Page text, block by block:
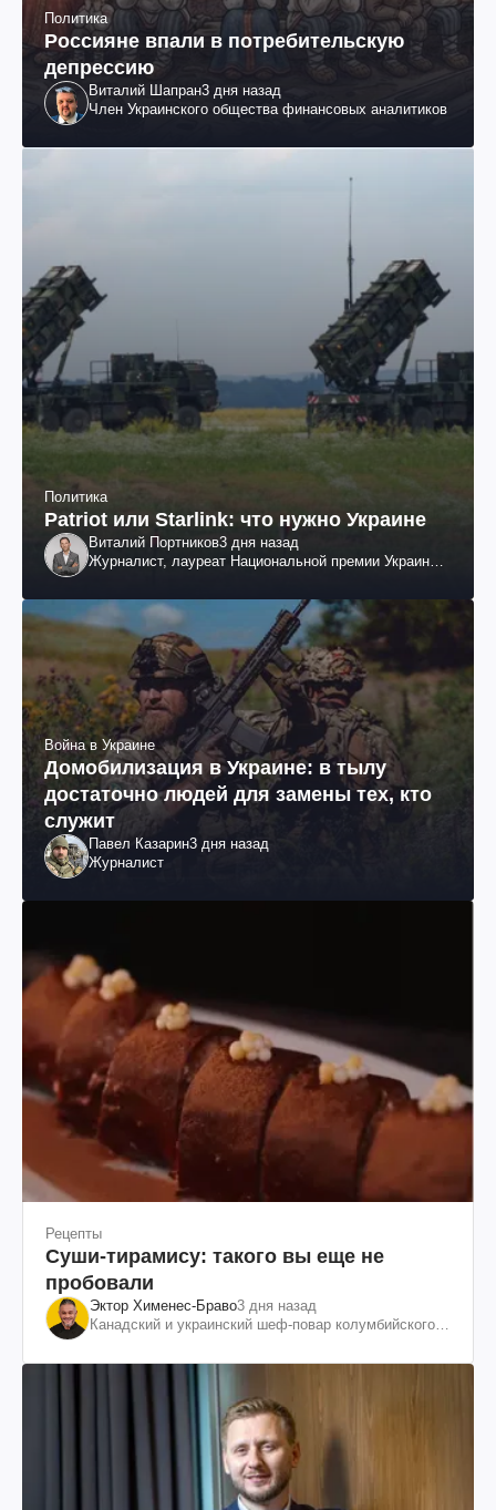
Политика
Россияне впали в потребительскую
депрессию
Виталий Шапран3 дня назад
Член Украинского общества финансовых аналитиков
Политика
Patriot или Starlink: что нужно Украине
Виталий Портников3 дня назад
Журналист, лауреат Национальной премии Украины
Война в Украине
Домобилизация в Украине: в тылу
достаточно людей для замены тех, кто
служит
Павел Казарин3 дня назад
Журналист
Рецепты
Суши-тирамису: такого вы еще не
пробовали
Эктор Хименес-Браво3 дня назад
Канадский и украинский шеф-повар колумбийского